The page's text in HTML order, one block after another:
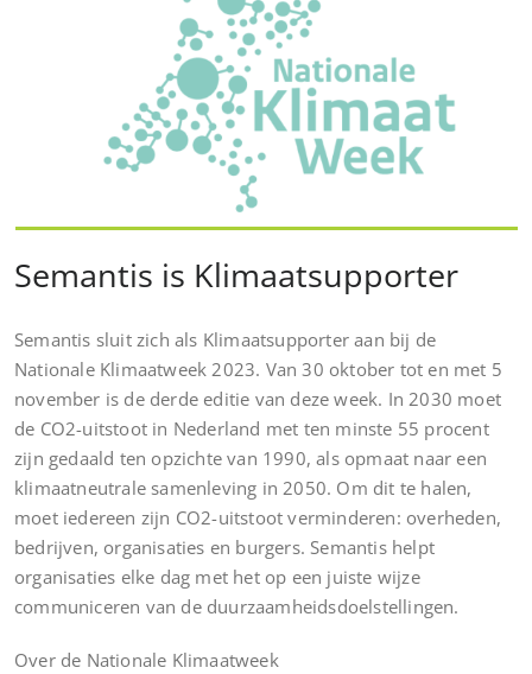
Semantis is Klimaatsupporter
Semantis sluit zich als Klimaatsupporter aan bij de
Nationale Klimaatweek 2023. Van 30 oktober tot en met 5
november is de derde editie van deze week. In 2030 moet
de CO2-uitstoot in Nederland met ten minste 55 procent
zijn gedaald ten opzichte van 1990, als opmaat naar een
klimaatneutrale samenleving in 2050. Om dit te halen,
moet iedereen zijn CO2-uitstoot verminderen: overheden,
bedrijven, organisaties en burgers. Semantis helpt
organisaties elke dag met het op een juiste wijze
communiceren van de duurzaamheidsdoelstellingen.
Over de Nationale Klimaatweek